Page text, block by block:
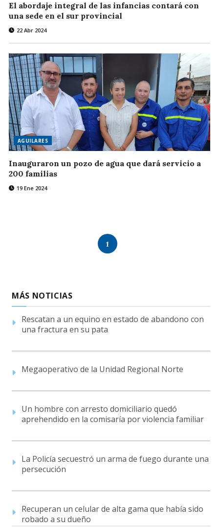
El abordaje integral de las infancias contará con
una sede en el sur provincial
22 Abr 2024
AGUILARES
Inauguraron un pozo de agua que dará servicio a
200 familias
19 Ene 2024
1
MÁS NOTICIAS
Rescatan a un equino en estado de abandono con
una fractura en su pata
Megaoperativo de la Unidad Regional Norte
Un hombre con arresto domiciliario quedó
aprehendido en la comisaría por violencia familiar
La Policía secuestró un arma de fuego durante una
persecución
Recuperan un celular de alta gama que había sido
robado a su dueño